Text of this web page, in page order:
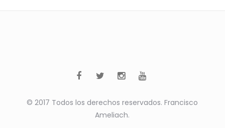
© 2017 Todos los derechos reservados. Francisco
Ameliach.